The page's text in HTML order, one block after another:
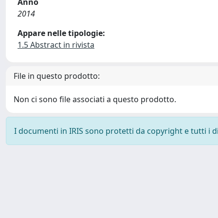
2014
Appare nelle tipologie:
1.5 Abstract in rivista
File in questo prodotto:
Non ci sono file associati a questo prodotto.
I documenti in IRIS sono protetti da copyright e tutti i